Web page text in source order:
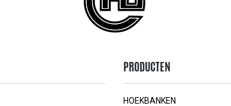
PRODUCTEN
HOEKBANKEN